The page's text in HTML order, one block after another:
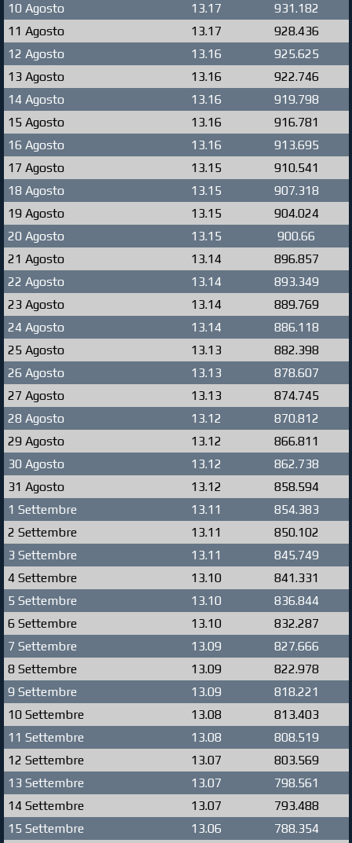
10 Agosto
13.17
931.182
11 Agosto
13.17
928.436
12 Agosto
13.16
925.625
13 Agosto
13.16
922.746
14 Agosto
13.16
919.798
15 Agosto
13.16
916.781
16 Agosto
13.16
913.695
17 Agosto
13.15
910.541
18 Agosto
13.15
907.318
19 Agosto
13.15
904.024
20 Agosto
13.15
900.66
21 Agosto
13.14
896.857
22 Agosto
13.14
893.349
23 Agosto
13.14
889.769
24 Agosto
13.14
886.118
25 Agosto
13.13
882.398
26 Agosto
13.13
878.607
27 Agosto
13.13
874.745
28 Agosto
13.12
870.812
29 Agosto
13.12
866.811
30 Agosto
13.12
862.738
31 Agosto
13.12
858.594
1 Settembre
13.11
854.383
2 Settembre
13.11
850.102
3 Settembre
13.11
845.749
4 Settembre
13.10
841.331
5 Settembre
13.10
836.844
6 Settembre
13.10
832.287
7 Settembre
13.09
827.666
8 Settembre
13.09
822.978
9 Settembre
13.09
818.221
10 Settembre
13.08
813.403
11 Settembre
13.08
808.519
12 Settembre
13.07
803.569
13 Settembre
13.07
798.561
14 Settembre
13.07
793.488
15 Settembre
13.06 788.354